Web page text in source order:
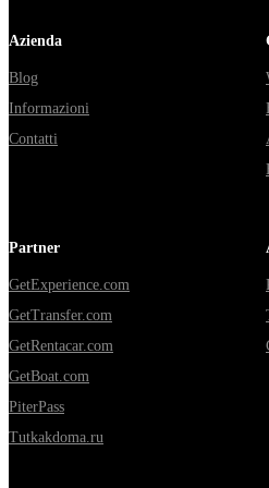
Azienda
Blog
Informazioni
Contatti
Partner
GetExperience.com
GetTransfer.com
GetRentacar.com
GetBoat.com
PiterPass
Tutkakdoma.ru